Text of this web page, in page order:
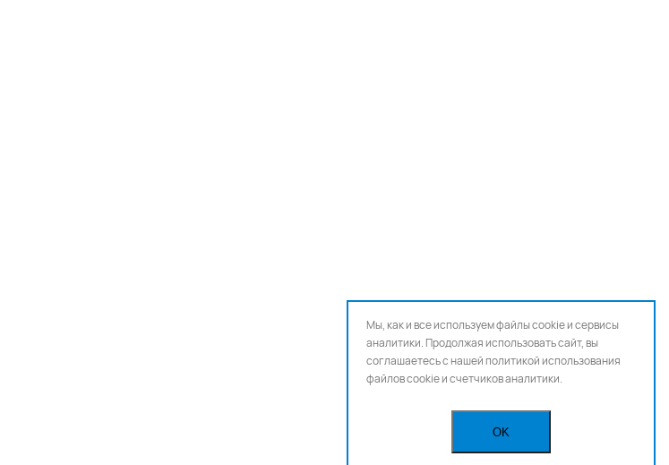
Мы, как и все используем файлы cookie и сервисы
аналитики. Продолжая использовать сайт, вы
соглашаетесь с нашейполитикой использования
файлов cookie и счетчиков аналитики.
OK